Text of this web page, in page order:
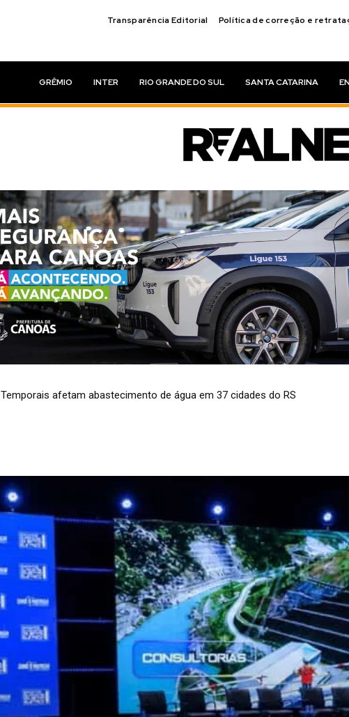
Transparência Editorial Política de correção e
GRÊMIO INTER RIO GRANDE DO SUL SANTA CATARINA
Temporais afetam abastecimento de água em 37 cidades do RS